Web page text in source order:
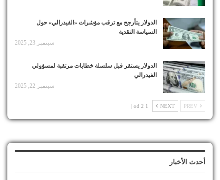
الدولار يتأرجح مع ترقب مؤشرات «الفيدرالي» حول
السياسة النقدية
سبتمبر 23, 2025
الدولار يستقر قبل سلسلة خطابات مرتقبة لمسؤولي
الفيدرالي
سبتمبر 22, 2025
NEXT
1 od 2 |
أحدث الأخبار